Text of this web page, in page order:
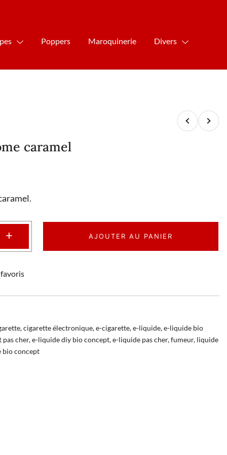
Poppers Maroquinerie Divers
caramel
+ AJOUTER AU PANIER
,cigarette électronique,e-cigarette,e-liquide,e-liquide bio
cher,e-liquide diy bio concept,e-liquide pas cher,fumeur, liquide
bio concept